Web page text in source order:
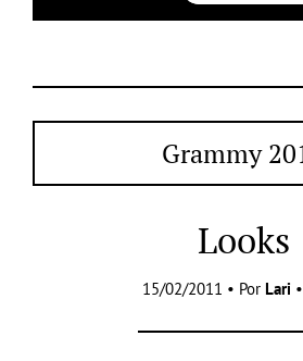
Grammy
Looks
15/02/2011 • Por Lari •